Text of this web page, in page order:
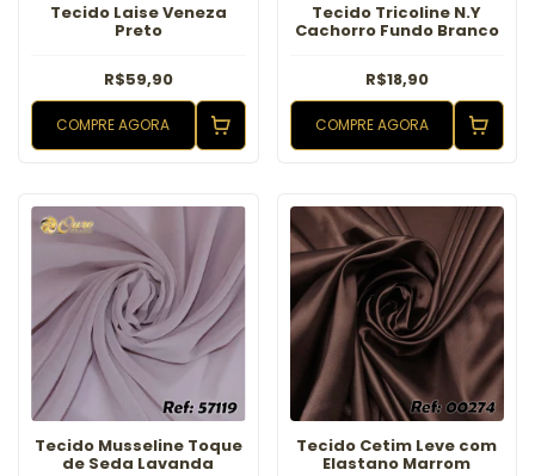
Tecido Laise Veneza
Preto
R$59,90
COMPRE AGORA
Tecido Tricoline N.Y
Cachorro Fundo Branco
R$18,90
COMPRE AGORA
Tecido Musseline Toque
de Seda Lavanda
Tecido Cetim Leve com
Elastano Marrom